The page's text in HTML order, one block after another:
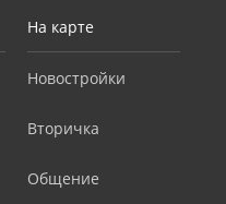
На карте
Новостройки
Вторичка
Общение